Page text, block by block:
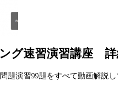
グ速習演習講座 詳
演習99題をすべて動画解説